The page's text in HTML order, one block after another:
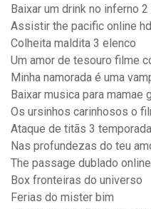
Baixar um drink no inferno
Assistir the pacific online hd
Colheita maldita 3 elenco
Um amor de tesouro filme
Minha namorada é uma
Baixar musica para mamae
Os ursinhos carinhosos o
Ataque de titãs 3
Nas profundezas do teu
The passage dublado
Box fronteiras do universo
Ferias do mister bim